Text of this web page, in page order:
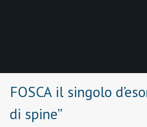
FOSCA il singolo
di spine”